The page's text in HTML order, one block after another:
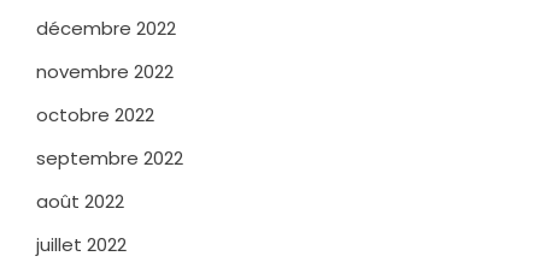
décembre 2022
novembre 2022
octobre 2022
septembre 2022
août 2022
juillet 2022